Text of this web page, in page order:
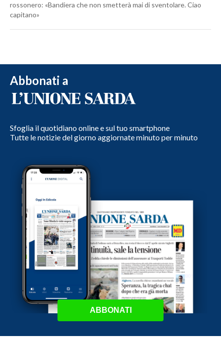
rossonero: «Bandiera che non smetterà mai di sventolare. Ciao
capitano»
Abbonati a
Sfoglia il quotidiano online e sul tuo smartphone
Tutte le notizie del giorno aggiornate minuto per minuto
ABBONATI